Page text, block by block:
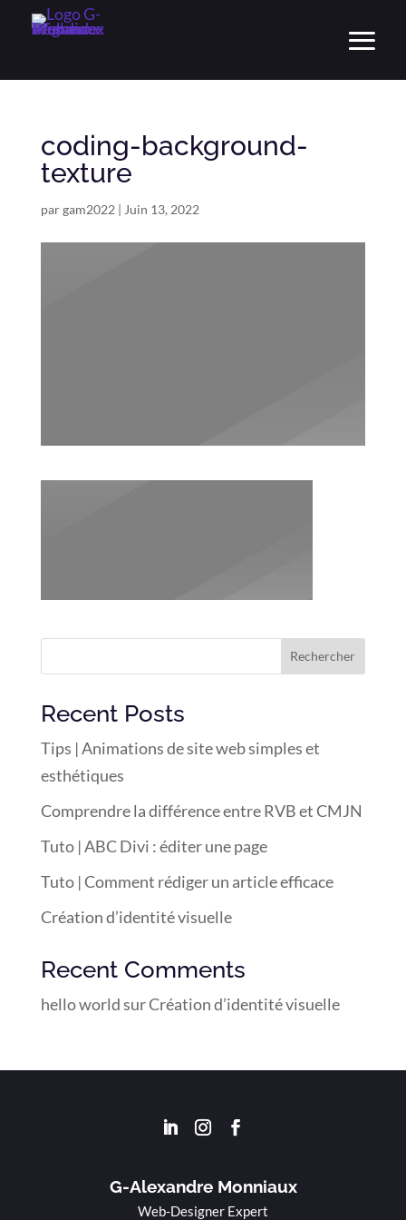
coding-background-
texture
pargam2022 | Juin 13, 2022
Rechercher
Recent Posts
Tips | Animations de site web simples et
esthétiques
Comprendre la différence entre RVB et CMJN
Tuto | ABC Divi : éditer une page
Tuto | Comment rédiger un article efficace
Création d’identité visuelle
Recent Comments
hello worldsurCréation d’identité visuelle
G-Alexandre Monniaux
Web-Designer Expert